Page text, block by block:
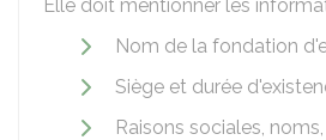
Elle doit mentionner les
Nom de la fondation
Siège et durée
Raisons sociales,